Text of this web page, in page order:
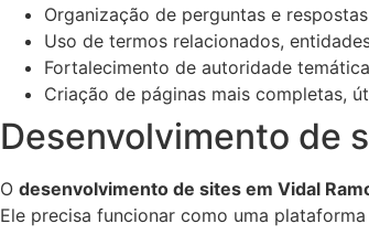
Organização de perguntas e
Uso de termos relacionados,
Fortalecimento de autoridade
Criação de páginas mais completas,
Desenvolvimento de
O desenvolvimento de sites em Vidal
Ele precisa funcionar como uma